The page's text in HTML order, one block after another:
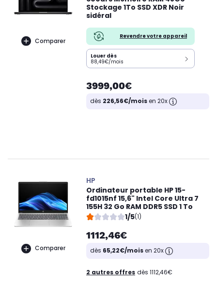
Comparer
Stockage 1To SSD XDR Noir
sidéral
Revendre votre appareil
Louer dès
88,49€/mois
3999,00€
dès 226,56€/moisen 20x
Comparer
HP
Ordinateur portable HP 15-
fd1015nf 15,6" Intel Core Ultra 7
155H 32 Go RAM DDR5 SSD 1 To
1/5(1)
1112,46€
dès 65,22€/moisen 20x
2 autres offres dès 1112,46€